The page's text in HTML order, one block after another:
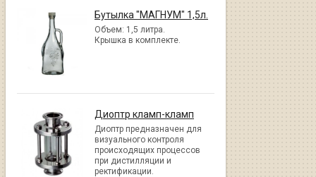
Бутылка "МАГНУМ" 1,5л.
Объем: 1,5 литра.
Крышка в комплекте.
Диоптр кламп-кламп
Диоптр предназначен для
визуального контроля
происходящих процессов
при дистилляции и
ректификации.